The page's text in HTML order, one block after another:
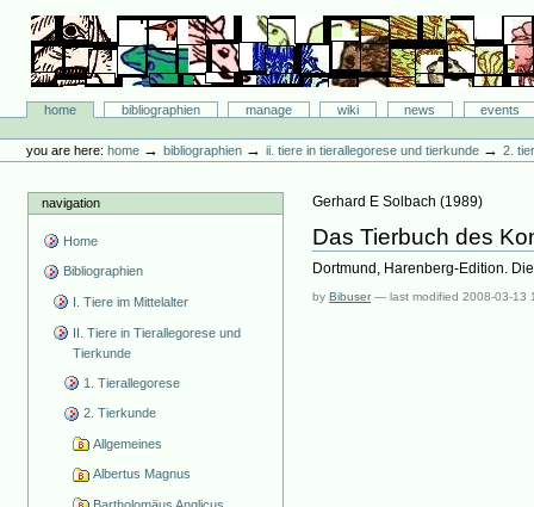
content.
navigation
Bibliographie-Portal
Sectionshome bibliographien manage wiki news
events
tools
you are here: home →bibliographien →ii. tiere in tierallegorese und tierkunde →2.
navigation
Home
Bibliographien
I. Tiere im Mittelalter
II. Tiere in Tierallegorese und
Tierkunde
1. Tierallegorese
2. Tierkunde
Allgemeines
Albertus Magnus
Gerhard E Solbach (1989)
Das Tierbuch des
Dortmund, Harenberg-Edition.
byBibuser —last modified2008-03-13